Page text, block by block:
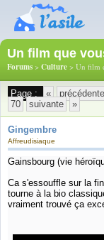
Un film que
Forums > Culture > Un film
Page : « précédente
70
suivante »
Gingembre
Affreudisiaque
Gainsbourg (vie
Ca s'essouffle sur la
tourne à la bio
vraiment trouvé ça